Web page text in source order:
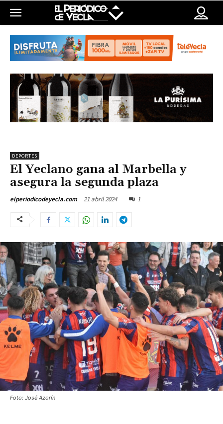
DEPORTES
El Yeclano gana al Marbella y
asegura la segunda plaza
elperiodicodeyecla.com 21 abril 2024 1
Foto: José Azorín